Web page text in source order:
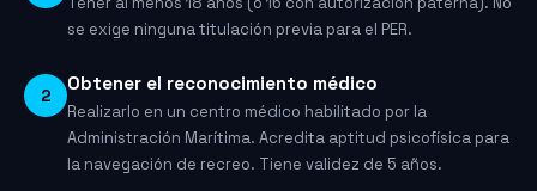
se exige ninguna titulación previa para el PER.
2
Obtener el reconocimiento médico
Realizarlo en un centro médico habilitado por la
Administración Marítima. Acredita aptitud psicofísica para
la navegación de recreo. Tiene validez de 5 años.